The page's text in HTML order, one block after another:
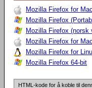
Mozilla Firefox for
Mozilla Firefox
Mozilla Firefox (norsk
Mozilla Firefox for
Mozilla Firefox for
Mozilla Firefox 64-bit
HTML-kode for å koble til